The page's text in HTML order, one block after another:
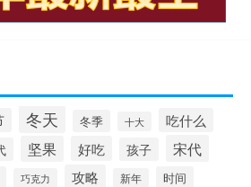
冬天 冬季 十大 吃什么
坚果 好吃 孩子 宋代
巧克力 攻略 新年 时间